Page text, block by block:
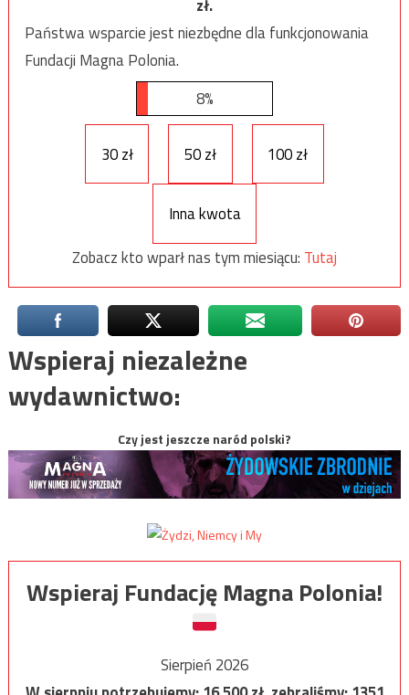
zł.
Państwa wsparcie jest niezbędne dla funkcjonowania
Fundacji Magna Polonia.
8%
30 zł 50 zł 100 zł
Inna kwota
Zobacz kto wparł nas tym miesiącu: Tutaj
Wspieraj niezależne
wydawnictwo:
Czy jest jeszcze naród polski?
Wspieraj Fundację Magna Polonia!
Sierpień 2026